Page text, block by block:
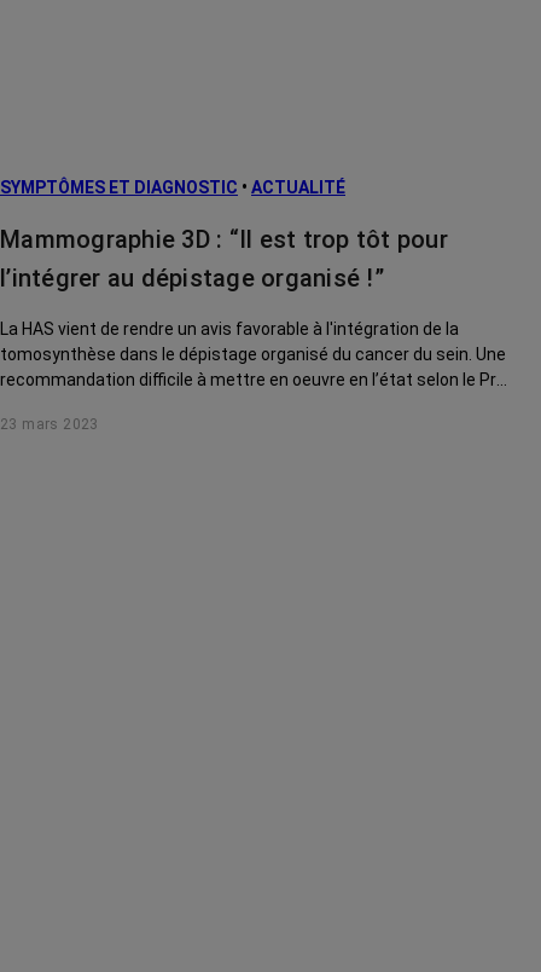
SYMPTÔMES ET DIAGNOSTIC • ACTUALITÉ
Mammographie 3D : “Il est trop tôt pour
l’intégrer au dépistage organisé !”
La HAS vient de rendre un avis favorable à l'intégration de la
tomosynthèse dans le dépistage organisé du cancer du sein. Une
recommandation difficile à mettre en oeuvre en l’état selon le Pr
Diagnostique de Gustave Roussy.
23 mars 2023